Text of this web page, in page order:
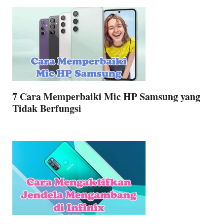
7 Cara Memperbaiki Mic HP Samsung yang
Tidak Berfungsi